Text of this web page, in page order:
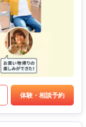
体験・相談予約